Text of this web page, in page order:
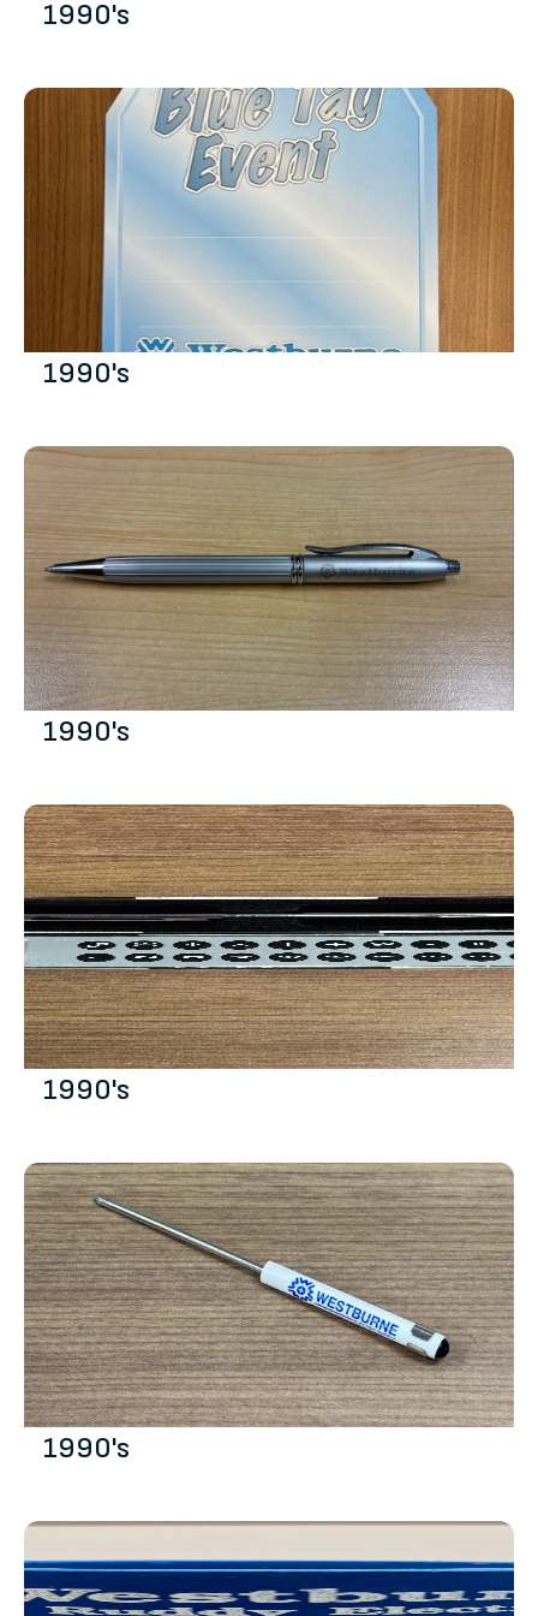
1990's
1990's
1990's
1990's
1990's